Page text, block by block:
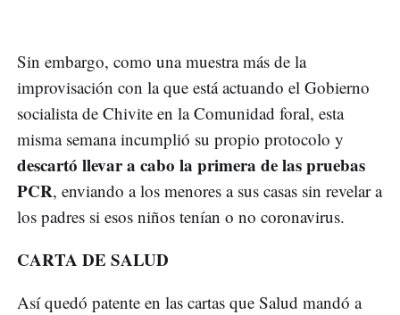
Sin embargo, como una muestra más de la
improvisación con la que está actuando el Gobierno
socialista de Chivite en la Comunidad foral, esta
misma semana incumplió su propio protocolo y
descartó llevar a cabo la primera de las pruebas
PCR, enviando a los menores a sus casas sin revelar a
los padres si esos niños tenían o no coronavirus.
CARTA DE SALUD
Así quedó patente en las cartas que Salud mandó a